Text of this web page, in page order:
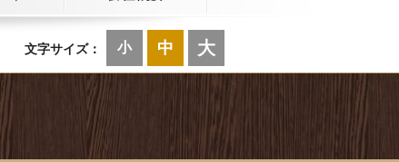
文字サイズ： 小 中 大